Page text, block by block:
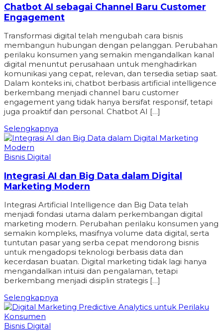
Chatbot AI sebagai Channel Baru Customer
Engagement
Transformasi digital telah mengubah cara bisnis
membangun hubungan dengan pelanggan. Perubahan
perilaku konsumen yang semakin mengandalkan kanal
digital menuntut perusahaan untuk menghadirkan
komunikasi yang cepat, relevan, dan tersedia setiap saat.
Dalam konteks ini, chatbot berbasis artificial intelligence
berkembang menjadi channel baru customer
engagement yang tidak hanya bersifat responsif, tetapi
juga proaktif dan personal. Chatbot AI […]
Selengkapnya
Bisnis Digital
Integrasi AI dan Big Data dalam Digital
Marketing Modern
Integrasi Artificial Intelligence dan Big Data telah
menjadi fondasi utama dalam perkembangan digital
marketing modern. Perubahan perilaku konsumen yang
semakin kompleks, masifnya volume data digital, serta
tuntutan pasar yang serba cepat mendorong bisnis
untuk mengadopsi teknologi berbasis data dan
kecerdasan buatan. Digital marketing tidak lagi hanya
mengandalkan intuisi dan pengalaman, tetapi
berkembang menjadi disiplin strategis […]
Selengkapnya
Bisnis Digital